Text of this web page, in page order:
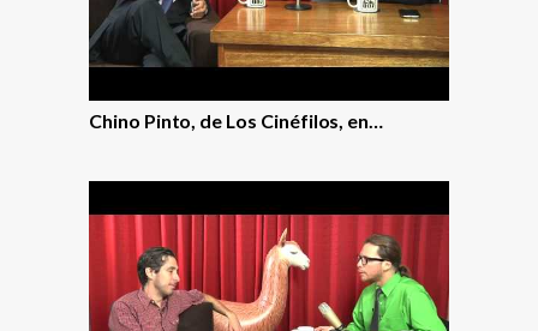
Chino Pinto, de Los Cinéfilos, en…